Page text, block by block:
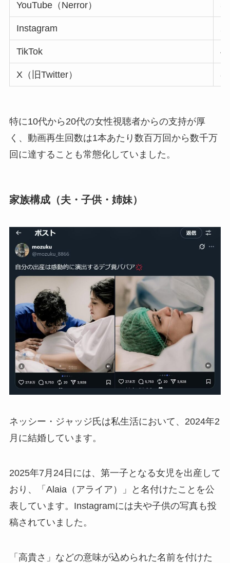
YouTube（Nerror）
Instagram
TikTok
X（旧Twitter）
特に10代から20代の女性視聴者からの支持が厚
く、動画再生回数は1本あたり数百万回から数千万
回に達することも常態化していました。
家族構成（夫・子供・姉妹）
ネッシー・ジャッジ氏は私生活において、2024年2
月に結婚しています。
2025年7月24日には、第一子となる女児を出産して
おり、「Alaia（アライア）」と名付けたことを公
表しています。Instagramには夫や子供の写真も投
稿されていました。
「高貴さ」などの意味が込められた名前を付けた